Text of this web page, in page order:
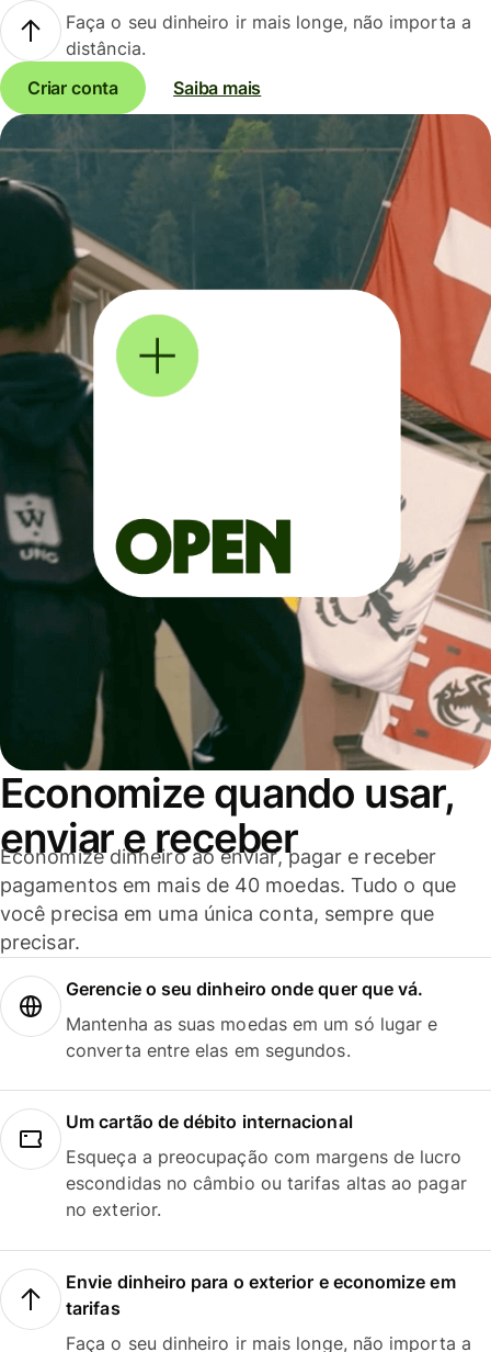
Faça o seu dinheiro ir mais longe, não importa a
distância.
Criar conta
Saiba mais
Economize quando usar,
enviar e receber
Economize dinheiro ao enviar, pagar e receber
pagamentos em mais de 40 moedas. Tudo o que
você precisa em uma única conta, sempre que
precisar.
Gerencie o seu dinheiro onde quer que vá.
Mantenha as suas moedas em um só lugar e
converta entre elas em segundos.
Um cartão de débito internacional
Esqueça a preocupação com margens de lucro
escondidas no câmbio ou tarifas altas ao pagar
no exterior.
Envie dinheiro para o exterior e economize em
tarifas
Faça o seu dinheiro ir mais longe, não importa a